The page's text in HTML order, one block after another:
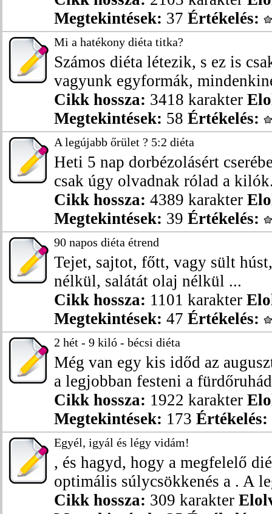
Megtekintések: 37 Értékelés:
Mi a hatékony diéta titka?
Számos diéta létezik, s ez is
vagyunk egyformák,
Cikk hossza: 3418 karakter
Megtekintések: 58 Értékelés:
A legújabb őrület ? 5:2 diéta
Heti 5 nap dorbézolásért
csak úgy olvadnak rólad a
Cikk hossza: 4389 karakter
Megtekintések: 39 Értékelés:
90 napos diéta étrend
Tejet, sajtot, főtt, vagy sült
nélkül, salátát olaj nélkül ...
Cikk hossza: 1101 karakter
Megtekintések: 47 Értékelés:
2 hét - 9 kiló - bécsi diéta
Még van egy kis időd az
a legjobban festeni a
Cikk hossza: 1922 karakter
Megtekintések: 173 Értékelés:
Egyél, igyál és légy vidám!
, és hagyd, hogy a megfelelő
optimális súlycsökkenés a . A
Cikk hossza: 309 karakter